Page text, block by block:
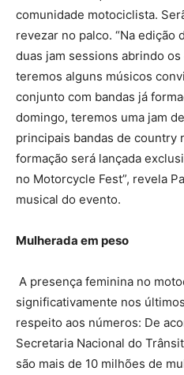
comunidade motociclista.
revezar no palco. “Na edição
duas jam sessions abrindo
teremos alguns músicos
conjunto com bandas já
domingo, teremos uma jam
principais bandas de country
formação será lançada
no Motorcycle Fest”, revela
musical do evento.
Mulherada em peso
A presença feminina no
significativamente nos
respeito aos números: De
Secretaria Nacional do
são mais de 10 milhões de